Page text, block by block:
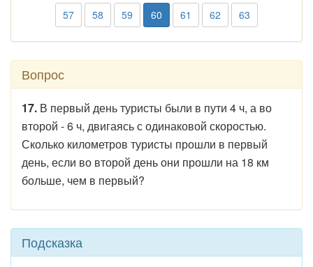
57 58 59 60 61 62 63
Вопрос
17. В первый день туристы были в пути 4 ч, а во
второй - 6 ч, двигаясь с одинаковой скоростью.
Сколько километров туристы прошли в первый
день, если во второй день они прошли на 18 км
больше, чем в первый?
Подсказка